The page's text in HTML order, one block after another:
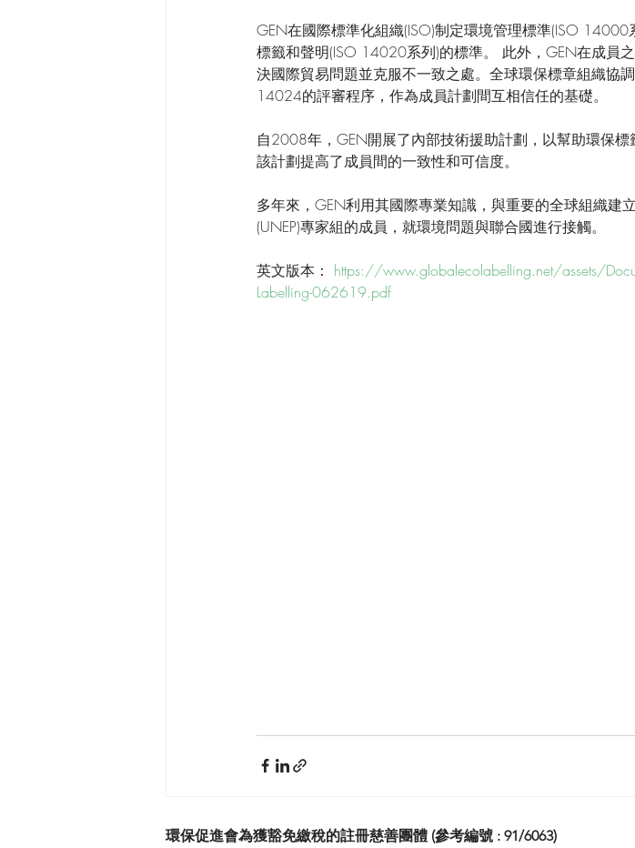
GEN在國際標準化組織(ISO)制定環境管理標準(ISO
標籤和聲明(ISO 14020系列)的標準。 此外，GEN在成員
決國際貿易問題並克服不一致之處。全球環保標章組織協
14024的評審程序，作為成員計劃間互相信任的基礎。
自2008年，GEN開展了內部技術援助計劃，以幫助環保標
該計劃提高了成員間的一致性和可信度。
多年來，GEN利用其國際專業知識，與重要的全球組織
(UNEP)專家組的成員，就環境問題與聯合國進行接觸。
英文版本： https://www.globalecolabelling.net/assets/
Labelling-062619.pdf
環保促進會為獲豁免繳稅的註冊慈善團體 (參考編號 : 91/6063)